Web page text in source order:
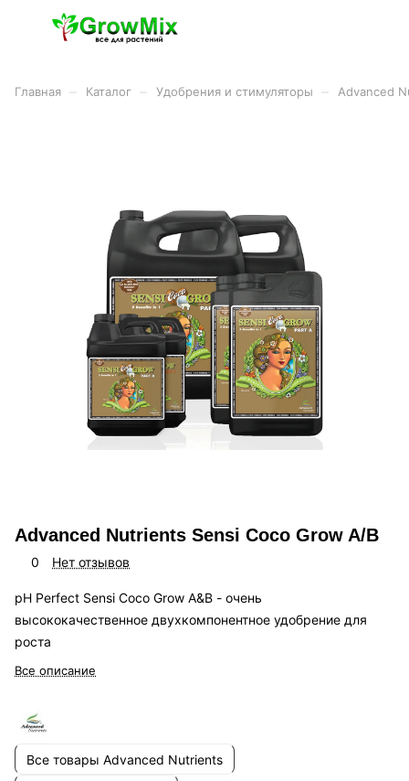
Главная Каталог Удобрения и стимуляторы Advanced
Advanced Nutrients Sensi Coco Grow A/B
0 Нет отзывов
pH Perfect Sensi Coco Grow A&B - очень
высококачественное двухкомпонентное удобрение для
роста
Все описание
Все товары Advanced Nutrients